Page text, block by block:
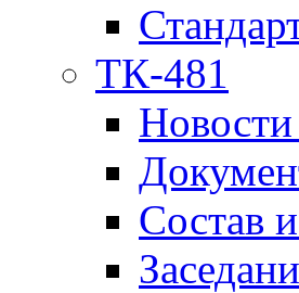
ТК-481
Cостав